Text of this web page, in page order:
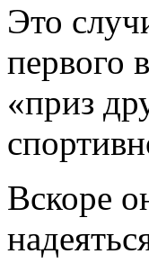
Это
первого
«приз
Вскоре